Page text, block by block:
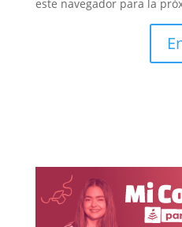
este navegador para la